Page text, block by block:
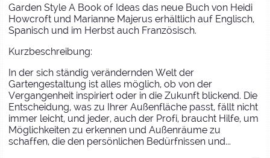
Garden Style A Book of Ideas das neue Buch von Heidi
Howcroft und Marianne Majerus erhältlich auf Englisch,
Spanisch und im Herbst auch Französisch.
Kurzbeschreibung:
In der sich ständig verändernden Welt der
Gartengestaltung ist alles möglich, ob von der
Vergangenheit inspiriert oder in die Zukunft blickend. Die
Entscheidung, was zu Ihrer Außenfläche passt, fällt nicht
immer leicht, und jeder, auch der Profi, braucht Hilfe, um
Möglichkeiten zu erkennen und Außenräume zu
schaffen, die den persönlichen Bedürfnissen und...